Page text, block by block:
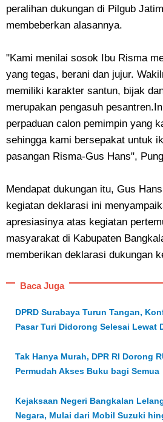
peralihan dukungan di Pilgub
membeberkan alasannya.
"Kami menilai sosok Ibu Risma
yang tegas, berani dan jujur.
memiliki karakter santun, bijak
merupakan pengasuh
perpaduan calon pemimpin yang
sehingga kami bersepakat untuk
pasangan Risma-Gus Hans",
Mendapat dukungan itu, Gus
kegiatan deklarasi ini
apresiasinya atas kegiatan
masyarakat di Kabupaten
memberikan deklarasi dukungan
Baca Juga
DPRD Surabaya Turun Tangan,
Pasar Turi Didorong Selesai Lewat
Tak Hanya Murah, DPR RI Dorong
Permudah Akses Buku bagi Semua
Kejaksaan Negeri Bangkalan
Negara, Mulai dari Mobil Suzuki